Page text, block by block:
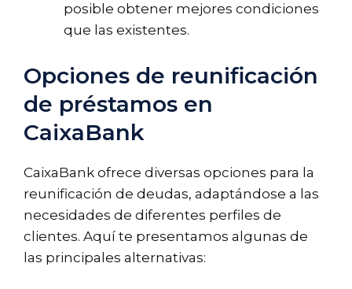
posible obtener mejores condiciones
que las existentes.
Opciones de reunificación
de préstamos en
CaixaBank
CaixaBank ofrece diversas opciones para la
reunificación de deudas, adaptándose a las
necesidades de diferentes perfiles de
clientes. Aquí te presentamos algunas de
las principales alternativas: